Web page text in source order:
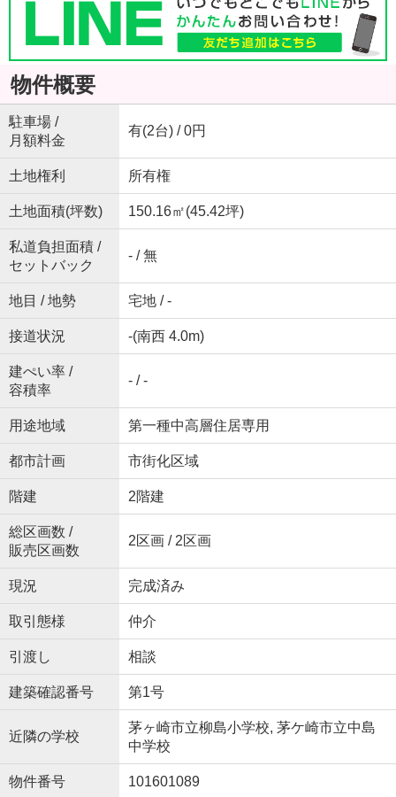
物件概要
駐車場 /
月額料金
有(2台) / 0円
土地権利 所有権
土地面積(坪数) 150.16㎡(45.42坪)
私道負担面積 /
セットバック
- / 無
地目 / 地勢 宅地 / -
接道状況 -(南西 4.0m)
建ぺい率 /
容積率
- / -
用途地域 第一種中高層住居専用
都市計画 市街化区域
階建 2階建
総区画数 /
販売区画数
2区画 / 2区画
現況 完成済み
取引態様 仲介
引渡し 相談
建築確認番号 第1号
近隣の学校
茅ヶ崎市立柳島小学校, 茅ケ崎市立中島
中学校
物件番号 101601089